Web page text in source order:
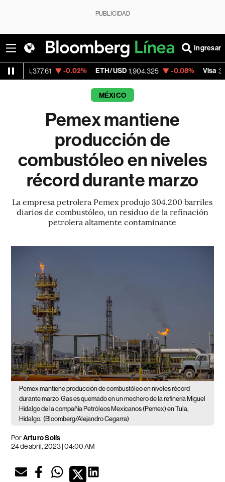
PUBLICIDAD
Ingresar
-0.02% ETH/USD 1,904.325 -0.08% Visa 370.47
MÉXICO
Pemex mantiene
producción de
combustóleo en niveles
récord durante marzo
La empresa petrolera Pemex produjo 304.200 barriles
diarios de combustóleo, un residuo de la refinación
petrolera altamente contaminante
Pemex mantiene producción de combustóleo en niveles récord
durante marzo Gas es quemado en un mechero de la refinería Miguel
Hidalgo de la compañía Petróleos Mexicanos (Pemex) en Tula,
Hidalgo. (Bloomberg/Alejandro Cegarra)
PorArturo Solís
24 de abril, 2023 | 04:00 AM